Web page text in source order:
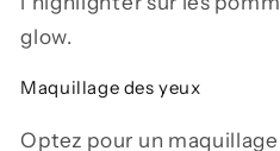
glow.
Maquillage des yeux
Optez pour un